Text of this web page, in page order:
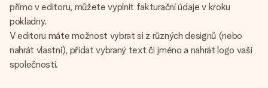
přímo v editoru, můžete vyplnit fakturační údaje v kroku
pokladny.
V editoru máte možnost vybrat si z různých designů (nebo
nahrát vlastní), přidat vybraný text či jméno a nahrát logo vaší
společnosti.